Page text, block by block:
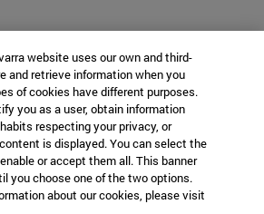
website uses our own and third-
and retrieve information when you
of cookies have different purposes.
you as a user, obtain information
respecting your privacy, or
is displayed. You can select the
or accept them all. This banner
you choose one of the two options.
about our cookies, please visit